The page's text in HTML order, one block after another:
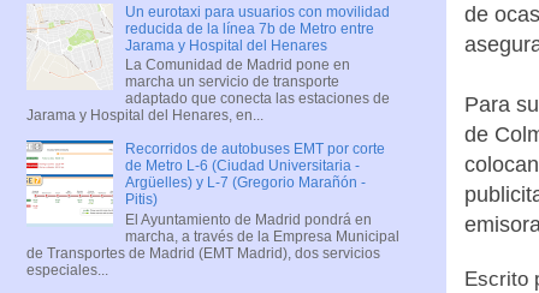
de
Para
de
Escrito
Un eurotaxi para usuarios con movilidad
reducida de la línea 7b de Metro entre
Jarama y Hospital del Henares
La Comunidad de Madrid pone en
marcha un servicio de transporte
adaptado que conecta las estaciones de
Jarama y Hospital del Henares, en...
Recorridos de autobuses EMT por corte
de Metro L-6 (Ciudad Universitaria -
Argüelles) y L-7 (Gregorio Marañón -
Pitis)
El Ayuntamiento de Madrid pondrá en
marcha, a través de la Empresa Municipal
de Transportes de Madrid (EMT Madrid), dos servicios
especiales...